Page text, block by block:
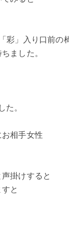
彩」入り口前の
ました。
た。
相手女性
掛けすると
と